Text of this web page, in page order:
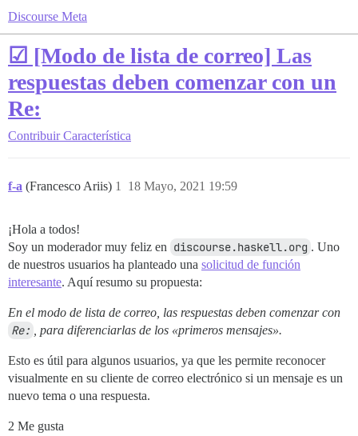
Discourse Meta
☑ [Modo de lista de correo] Las
respuestas deben comenzar con un
Re:
Contribuir Característica
f-a (Francesco Ariis) 18 Mayo, 2021 19:59
1
¡Hola a todos!
Soy un moderador muy feliz en discourse.haskell.org . Uno
de nuestros usuarios ha planteado una solicitud de función
interesante. Aquí resumo su propuesta:
En el modo de lista de correo, las respuestas deben comenzar con
Re: , para diferenciarlas de los «primeros mensajes».
Esto es útil para algunos usuarios, ya que les permite reconocer
visualmente en su cliente de correo electrónico si un mensaje es un
nuevo tema o una respuesta.
2 Me gusta